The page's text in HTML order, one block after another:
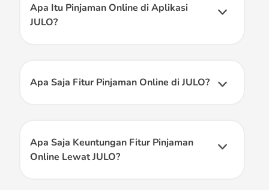
Apa Itu Pinjaman Online di Aplikasi
JULO?
dompet digital.
Apa Saja Fitur Pinjaman Online di JULO?
- Pinjam Dana Online (Kirim dan tarik dana)
- Isi saldo dompet digital (GoPay, OVO, DANA,
Apa Saja Keuntungan Fitur Pinjaman
Online Lewat JULO?